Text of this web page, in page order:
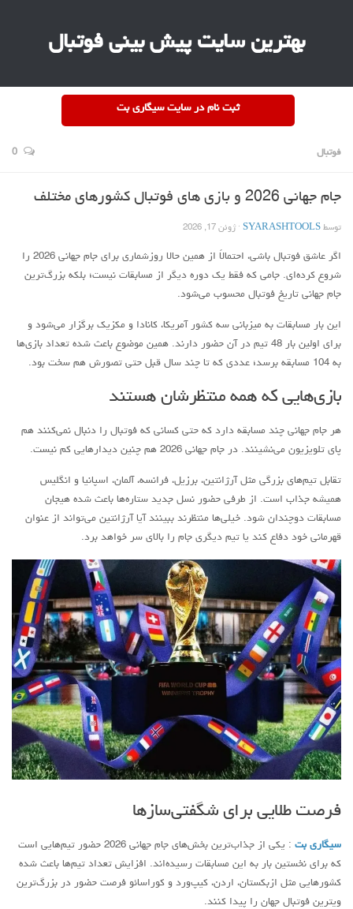
بهترین سایت پیش بینی فوتبال
ثبت نام در سایت سیگاری بت
فوتبال 0
جام جهانی 2026 و بازی های فوتبال کشورهای مختلف
توسط SYARASHTOOLS · ژوئن 17, 2026
اگر عاشق فوتبال باشی، احتمالاً از همین حالا روزشماری برای جام جهانی 2026 را
شروع کرده‌ای. جامی که فقط یک دوره دیگر از مسابقات نیست؛ بلکه بزرگ‌ترین
جام جهانی تاریخ فوتبال محسوب می‌شود.
این بار مسابقات به میزبانی سه کشور آمریکا، کانادا و مکزیک برگزار می‌شود و
برای اولین بار 48 تیم در آن حضور دارند. همین موضوع باعث شده تعداد بازی‌ها
به 104 مسابقه برسد؛ عددی که تا چند سال قبل حتی تصورش هم سخت بود.
بازی‌هایی که همه منتظرشان هستند
هر جام جهانی چند مسابقه دارد که حتی کسانی که فوتبال را دنبال نمی‌کنند هم
پای تلویزیون می‌نشینند. در جام جهانی 2026 هم چنین دیدارهایی کم نیست.
تقابل تیم‌های بزرگی مثل آرژانتین، برزیل، فرانسه، آلمان، اسپانیا و انگلیس
همیشه جذاب است. از طرفی حضور نسل جدید ستاره‌ها باعث شده هیجان
مسابقات دوچندان شود. خیلی‌ها منتظرند ببینند آیا آرژانتین می‌تواند از عنوان
قهرمانی خود دفاع کند یا تیم دیگری جام را بالای سر خواهد برد.
فرصت طلایی برای شگفتی‌سازها
سیگاری بت
: یکی از جذاب‌ترین بخش‌های جام جهانی 2026 حضور تیم‌هایی است
که برای نخستین بار به این مسابقات رسیده‌اند. افزایش تعداد تیم‌ها باعث شده
کشورهایی مثل ازبکستان، اردن، کیپ‌ورد و کوراسائو فرصت حضور در بزرگ‌ترین
ویترین فوتبال جهان را پیدا کنند.